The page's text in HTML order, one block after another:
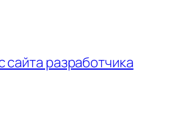
сайта разработчика